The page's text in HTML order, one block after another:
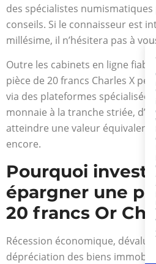
des spécialistes
conseils. Si le connaisseur est
millésime, il n’hésitera pas à
Outre les cabinets en ligne
pièce de 20 francs Charles X
via des plateformes
monnaie à la tranche striée,
atteindre une valeur
encore.
Pourquoi
épargner une
20 francs Or
Récession économique,
dépréciation des biens